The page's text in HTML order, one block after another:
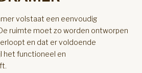
volstaat een eenvoudig
ruimte moet zo worden ontworpen
en dat er voldoende
het functioneel en